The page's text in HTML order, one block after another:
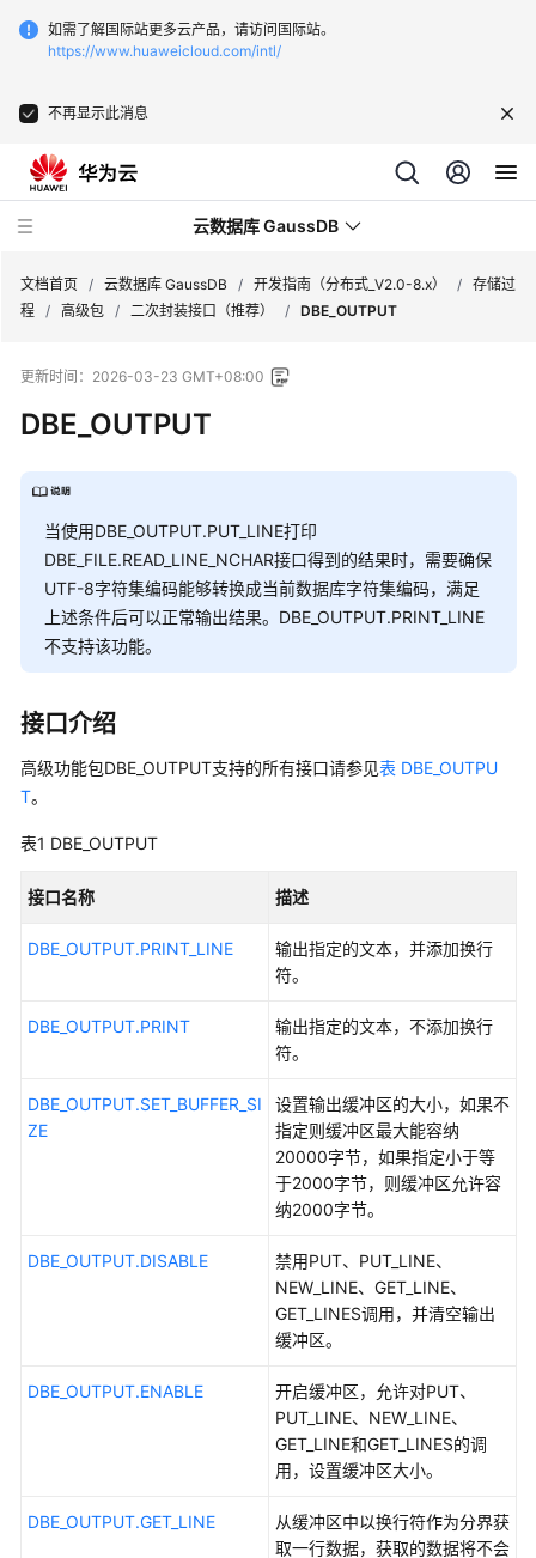
如需了解国际站更多云产品，请访问国际站。
https://www.huaweicloud.com/intl/
不再显示此消息
云数据库 GaussDB
新
动
态
服
务
公
告
产
品
计
明
快
入
用
南
（分
文档首页 / 云数据库 GaussDB / 开发指南（分布式_V2.0-8.x） / 存储过
程 / 高级包 / 二次封装接口（推荐） / DBE_OUTPUT
更新时间： 2026-03-23 GMT+08:00
DBE_OUTPUT
当使用DBE_OUTPUT.PUT_LINE打印
DBE_FILE.READ_LINE_NCHAR接口得到的结果时，需要确保
UTF-8字符集编码能够转换成当前数据库字符集编码，满足
上述条件后可以正常输出结果。DBE_OUTPUT.PRINT_LINE
不支持该功能。
接口介绍
高级功能包DBE_OUTPUT支持的所有接口请参见表 DBE_OUTPU
T。
表1 DBE_OUTPUT
接口名称 描述
DBE_OUTPUT.PRINT_LINE
输出指定的文本，并添加换行
符。
DBE_OUTPUT.PRINT
输出指定的文本，不添加换行
符。
DBE_OUTPUT.SET_BUFFER_SI
ZE
设置输出缓冲区的大小，如果不
指定则缓冲区最大能容纳
20000字节，如果指定小于等
于2000字节，则缓冲区允许容
纳2000字节。
DBE_OUTPUT.DISABLE
禁用PUT、PUT_LINE、
NEW_LINE、GET_LINE、
GET_LINES调用，并清空输出
缓冲区。
DBE_OUTPUT.ENABLE
开启缓冲区，允许对PUT、
PUT_LINE、NEW_LINE、
GET_LINE和GET_LINES的调
用，设置缓冲区大小。
DBE_OUTPUT.GET_LINE
从缓冲区中以换行符作为分界获
取一行数据，获取的数据将不会